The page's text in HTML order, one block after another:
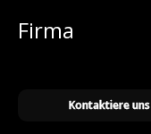
Firma
Kontaktiere uns